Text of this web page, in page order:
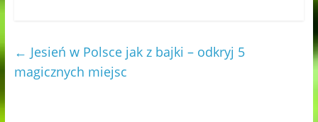
← Jesień w Polsce jak z bajki – odkryj 5
magicznych miejsc